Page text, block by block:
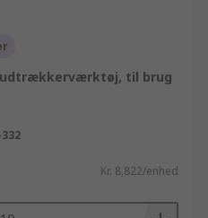
udtrækkerværktøj, til brug
Kr. 8,822/enhed